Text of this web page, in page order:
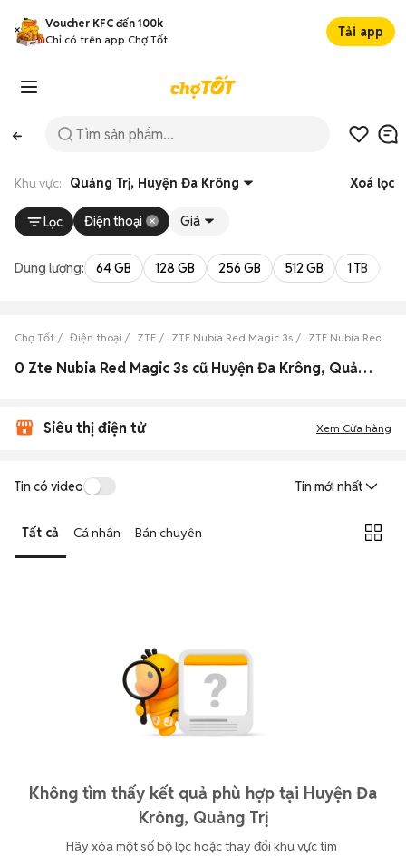
Voucher KFC đến 100k
Chỉ có trên app Chợ Tốt
Tải app
Khu vực: Quảng Trị, Huyện Đa Krông Xoá lọc
Lọc Điện thoại Giá
Dung lượng: 64 GB 128 GB 256 GB 512 GB 1 TB
Chợ Tốt Điện thoại ZTE ZTE Nubia Red Magic 3s ZTE Nubia Red
0 Zte Nubia Red Magic 3s cũ Huyện Đa Krông, Quảng Trị đẹp
Siêu thị điện tử Xem Cửa hàng
Tin có video Tin mới nhất
Tất cả Cá nhân Bán chuyên
Không tìm thấy kết quả phù hợp tại Huyện Đa
Krông, Quảng Trị
Hãy xóa một số bộ lọc hoặc thay đổi khu vực tìm